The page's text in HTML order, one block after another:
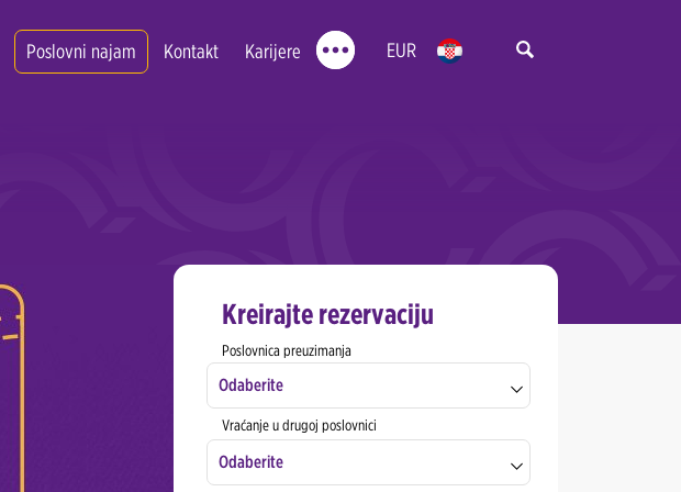
Poslovni najam Kontakt Karijere EUR
Kreirajte rezervaciju
Poslovnica preuzimanja
Odaberite
Adresa
Vraćanje u drugoj poslovnici
Odaberite